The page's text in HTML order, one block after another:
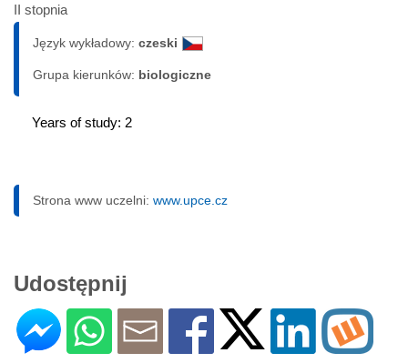
II stopnia
Język wykładowy: czeski
Grupa kierunków: biologiczne
Years of study: 2
Strona www uczelni: www.upce.cz
Udostępnij